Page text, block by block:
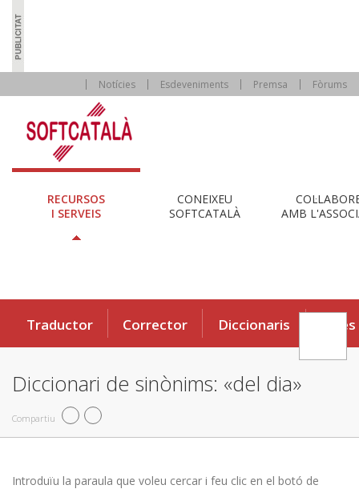
Notícies Esdeveniments Premsa Fòrums
RECURSOS
I SERVEIS
CONEIXEU
SOFTCATALÀ
AMB
Traductor Corrector Diccionaris Eines
Diccionari de sinònims: «del dia»
Compartiu
Introduïu la paraula que voleu cercar i feu clic en el botó de